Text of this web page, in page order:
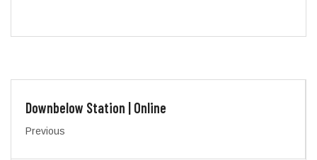
Downbelow Station | Online
Previous